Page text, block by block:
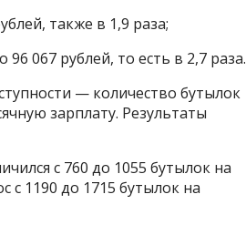
также в 1,9 раза;
96 067 рублей, то есть в 2,7 раза.
— количество бутылок
зарплату. Результаты
с 760 до 1055 бутылок на
с 1190 до 1715 бутылок на